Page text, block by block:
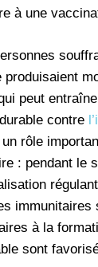
à une
peut
contre
rôle
: pendant le
immunitaires
à la
sont